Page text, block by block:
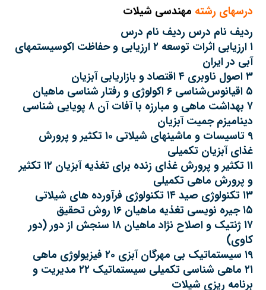
درسهای رشته مهندسی شیلات
ردیف نام درس ردیف نام درس
۱ ارزیابی اثرات توسعه ۲ ارزیابی و حفاظت اکوسیستمهای
آبی در ایران‌
۳ اصول ناوبری ۴ اقتصاد و بازاریابی آبزیان
۵ اقیانوس‌شناسی ۶ اکولوژی و رفتار شناسی ماهیان
۷ بهداشت ماهی و مبارزه با آفات آن ۸ پویایی شناسی
دینامیزم جمیت آبزیان
۹ تاسیسات و ماشینهای شیلاتی ۱۰ تکثیر و پرورش
غذای آبزیان تکمیلی
۱۱ تکثیر و پرورش غذای زنده برای تغذیه آبزیان ۱۲ تکثیر
و پرورش ماهی تکمیلی
۱۳ تکنولوژی صید ۱۴ تکنولوژی فرآورده های شیلاتی
۱۵ جیره نویسی تغذیه ماهیان ۱۶ روش تحقیق
۱۷ ژنتیک و اصلاح نژاد ماهیان ۱۸ سنجش از دور (دور
کاوی)
۱۹ سیستماتیک بی مهرگان آبزی ۲۰ فیزیولوژی ماهی
۲۱ ماهی شناسی تکمیلی سیستماتیک ۲۲ مدیریت و
برنامه ریزی شیلات